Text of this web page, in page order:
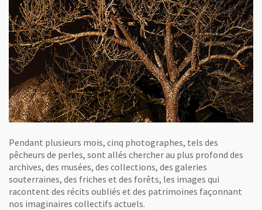
Pendant plusieurs mois, cinq photographes, tels des
pêcheurs de perles, sont allés chercher au plus profond des
archives, des musées, des collections, des galeries
souterraines, des friches et des forêts, les images qui
racontent des récits oubliés et des patrimoines façonnant
nos imaginaires collectifs actuels.